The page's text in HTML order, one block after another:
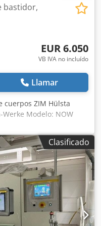
bastidor,
EUR 6.050
VB IVA no incluído
Llamar
cuerpos ZIM Hülsta
Werke Modelo: NOW
dimensiones del cuerpo:
desplazables 2 vigas
Panel de control
x 600 mm Ancho
Aenuof Dimensiones
3600 mm Financiación
komplett-
- nuevos y usados -
de envío
Clasificado